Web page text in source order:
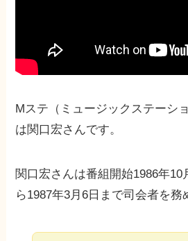
Mステ（ミュージックステーシ
は関口宏さんです。
関口宏さんは番組開始1986年10
ら1987年3月6日まで司会者を務